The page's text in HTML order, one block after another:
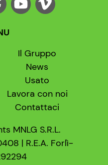
Il Gruppo
News
Usato
Lavora con noi
Contattaci
MNLG S.R.L.
| R.E.A. Forlì-